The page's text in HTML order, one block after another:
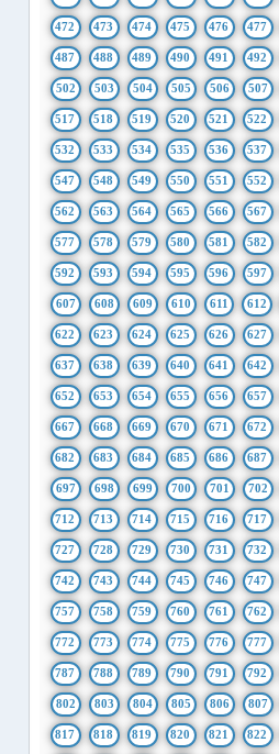
472 473 474 475 476 477
487 488 489 490 491 492
502 503 504 505 506 507
517 518 519 520 521 522
532 533 534 535 536 537
547 548 549 550 551 552
562 563 564 565 566 567
577 578 579 580 581 582
592 593 594 595 596 597
607 608 609 610 611 612
622 623 624 625 626 627
637 638 639 640 641 642
652 653 654 655 656 657
667 668 669 670 671 672
682 683 684 685 686 687
697 698 699 700 701 702
712 713 714 715 716 717
727 728 729 730 731 732
742 743 744 745 746 747
757 758 759 760 761 762
772 773 774 775 776 777
787 788 789 790 791 792
802 803 804 805 806 807
817 818 819 820 821 822